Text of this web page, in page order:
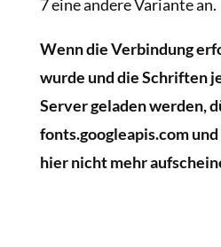
7 eine andere Variante an.
Wenn die Verbindung
wurde und die Schriften
Server geladen werden,
fonts.googleapis.com
hier nicht mehr